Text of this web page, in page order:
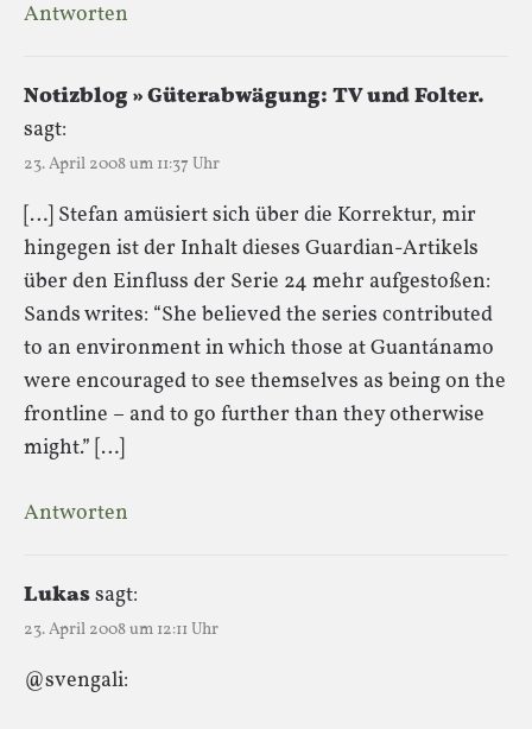
Antworten
Notizblog » Güterabwägung: TV und Folter.
sagt:
23. April 2008 um 11:37 Uhr
[…] Stefan amüsiert sich über die Korrektur, mir
hingegen ist der Inhalt dieses Guardian-Artikels
über den Einfluss der Serie 24 mehr aufgestoßen:
Sands writes: “She believed the series contributed
to an environment in which those at Guantánamo
were encouraged to see themselves as being on the
frontline – and to go further than they otherwise
might.” […]
Antworten
Lukassagt:
23. April 2008 um 12:11 Uhr
@svengali: